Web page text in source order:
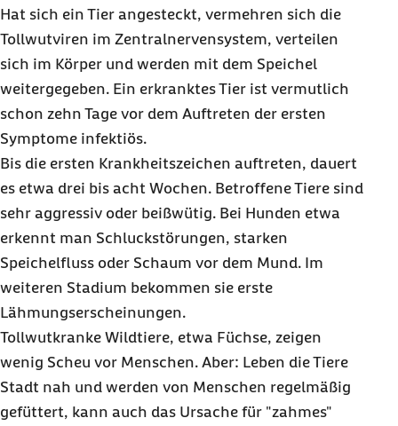
Hat sich ein Tier angesteckt, vermehren sich die
Tollwutviren im Zentralnervensystem, verteilen
sich im Körper und werden mit dem Speichel
weitergegeben. Ein erkranktes Tier ist vermutlich
schon zehn Tage vor dem Auftreten der ersten
Symptome infektiös.
Bis die ersten Krankheitszeichen auftreten, dauert
es etwa drei bis acht Wochen. Betroffene Tiere sind
sehr aggressiv oder beißwütig. Bei Hunden etwa
erkennt man Schluckstörungen, starken
Speichelfluss oder Schaum vor dem Mund. Im
weiteren Stadium bekommen sie erste
Lähmungserscheinungen.
Tollwutkranke Wildtiere, etwa Füchse, zeigen
wenig Scheu vor Menschen. Aber: Leben die Tiere
Stadt nah und werden von Menschen regelmäßig
gefüttert, kann auch das Ursache für "zahmes"